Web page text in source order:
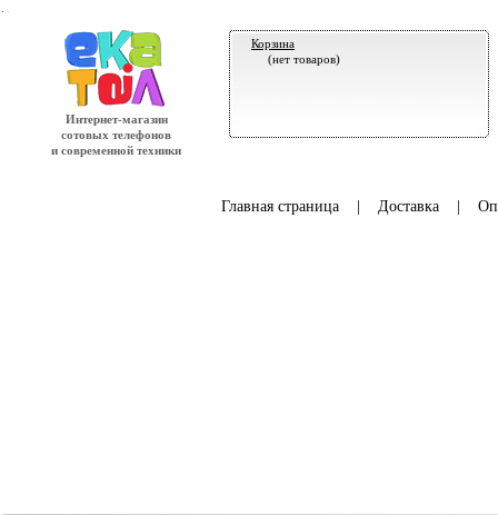
Интернет-магазин
сотовых телефонов
и современной техники
Корзина
(нет товаров)
Главная страница| Доставка|